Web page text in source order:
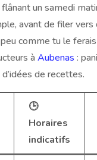
un samedi
avant de filer vers
comme tu le
à Aubenas :
de recettes.
🕒
Horaires
indicatifs